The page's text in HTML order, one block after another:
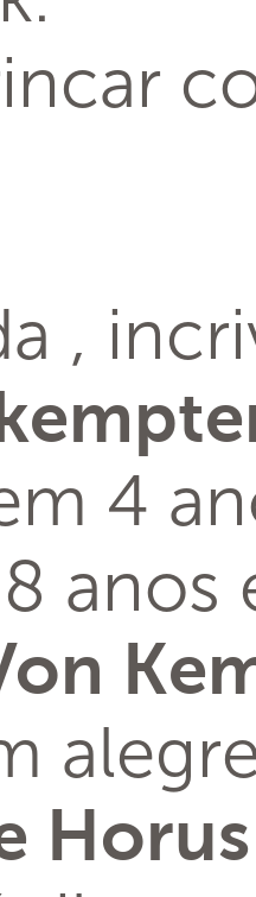
,
4
anos